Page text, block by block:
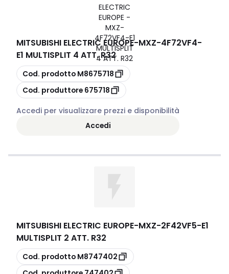
MITSUBISHI ELECTRIC EUROPE-MXZ-4F72VF4-
E1 MULTISPLIT 4 ATT. R32
copia
Cod. prodotto M8675718
copia
Cod. produttore 675718
Accedi per visualizzare prezzi e disponibilità
Accedi
MITSUBISHI ELECTRIC EUROPE-MXZ-2F42VF5-E1
MULTISPLIT 2 ATT. R32
copia
Cod. prodotto M8747402
copia